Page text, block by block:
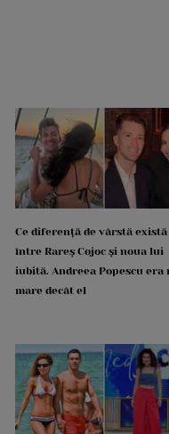
Ce diferență de vârstă există
între Rareș Cojoc și noua lui
iubită. Andreea Popescu era
mare decât el